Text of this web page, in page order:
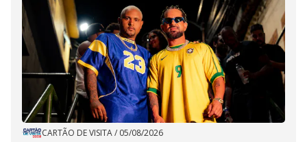
CARTÃO DE VISITA/ 05/08/2026